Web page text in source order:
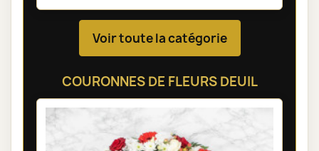
Voir toute la catégorie
COURONNES DE FLEURS DEUIL